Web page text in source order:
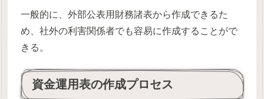
一般的に、外部公表用財務諸表から作成できるた
め、社外の利害関係者でも容易に作成することがで
きる。
資金運用表の作成プロセス